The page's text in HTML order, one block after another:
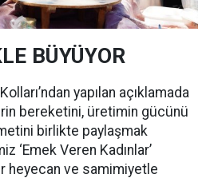
BÜYÜYOR
yapılan açıklamada
bereketini, üretimin gücünü
birlikte paylaşmak
‘Emek Veren Kadınlar’
heyecan ve samimiyetle